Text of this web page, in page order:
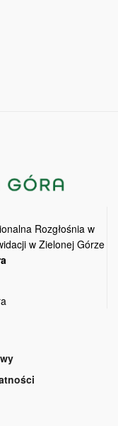
Rozgłośnia w
w Zielonej Górze